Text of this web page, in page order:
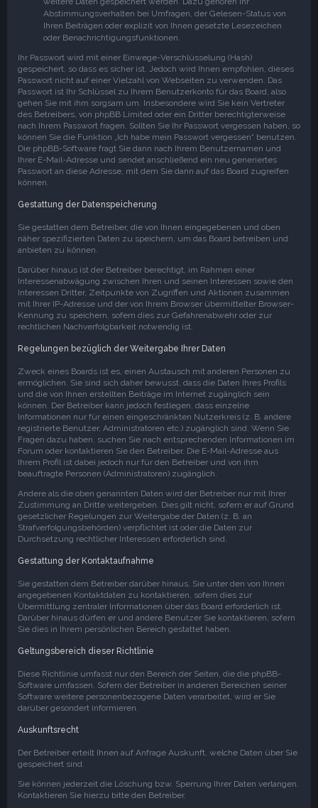
Abstimmungsverhalten bei Umfragen, der Gelesen-Status von
Ihren Beiträgen oder explizit von Ihnen gesetzte Lesezeichen
oder Benachrichtigungsfunktionen.
Ihr Passwort wird mit einer Einwege-Verschlüsselung (Hash)
gespeichert, so dass es sicher ist. Jedoch wird Ihnen empfohlen, dieses
Passwort nicht auf einer Vielzahl von Webseiten zu verwenden. Das
Passwort ist Ihr Schlüssel zu Ihrem Benutzerkonto für das Board, also
gehen Sie mit ihm sorgsam um. Insbesondere wird Sie kein Vertreter
des Betreibers, von phpBB Limited oder ein Dritter berechtigterweise
nach Ihrem Passwort fragen. Sollten Sie Ihr Passwort vergessen haben, so
können Sie die Funktion „Ich habe mein Passwort vergessen“ benutzen.
Die phpBB-Software fragt Sie dann nach Ihrem Benutzernamen und
Ihrer E-Mail-Adresse und sendet anschließend ein neu generiertes
Passwort an diese Adresse, mit dem Sie dann auf das Board zugreifen
können.
Gestattung der Datenspeicherung
Sie gestatten dem Betreiber, die von Ihnen eingegebenen und oben
näher spezifizierten Daten zu speichern, um das Board betreiben und
anbieten zu können.
Darüber hinaus ist der Betreiber berechtigt, im Rahmen einer
Interessenabwägung zwischen Ihren und seinen Interessen sowie den
Interessen Dritter, Zeitpunkte von Zugriffen und Aktionen zusammen
mit Ihrer IP-Adresse und der von Ihrem Browser übermittelter Browser-
Kennung zu speichern, sofern dies zur Gefahrenabwehr oder zur
rechtlichen Nachverfolgbarkeit notwendig ist.
Regelungen bezüglich der Weitergabe Ihrer Daten
Zweck eines Boards ist es, einen Austausch mit anderen Personen zu
ermöglichen. Sie sind sich daher bewusst, dass die Daten Ihres Profils
und die von Ihnen erstellten Beiträge im Internet zugänglich sein
können. Der Betreiber kann jedoch festlegen, dass einzelne
Informationen nur für einen eingeschränkten Nutzerkreis (z. B. andere
registrierte Benutzer, Administratoren etc.) zugänglich sind. Wenn Sie
Fragen dazu haben, suchen Sie nach entsprechenden Informationen im
Forum oder kontaktieren Sie den Betreiber. Die E-Mail-Adresse aus
Ihrem Profil ist dabei jedoch nur für den Betreiber und von ihm
beauftragte Personen (Administratoren) zugänglich.
Andere als die oben genannten Daten wird der Betreiber nur mit Ihrer
Zustimmung an Dritte weitergeben. Dies gilt nicht, sofern er auf Grund
gesetzlicher Regelungen zur Weitergabe der Daten (z. B. an
Strafverfolgungsbehörden) verpflichtet ist oder die Daten zur
Durchsetzung rechtlicher Interessen erforderlich sind.
Gestattung der Kontaktaufnahme
Sie gestatten dem Betreiber darüber hinaus, Sie unter den von Ihnen
angegebenen Kontaktdaten zu kontaktieren, sofern dies zur
Übermittlung zentraler Informationen über das Board erforderlich ist.
Darüber hinaus dürfen er und andere Benutzer Sie kontaktieren, sofern
Sie dies in Ihrem persönlichen Bereich gestattet haben.
Geltungsbereich dieser Richtlinie
Diese Richtlinie umfasst nur den Bereich der Seiten, die die phpBB-
Software umfassen. Sofern der Betreiber in anderen Bereichen seiner
Software weitere personenbezogene Daten verarbeitet, wird er Sie
darüber gesondert informieren.
Auskunftsrecht
Der Betreiber erteilt Ihnen auf Anfrage Auskunft, welche Daten über Sie
gespeichert sind.
Sie können jederzeit die Löschung bzw. Sperrung Ihrer Daten verlangen.
Kontaktieren Sie hierzu bitte den Betreiber.